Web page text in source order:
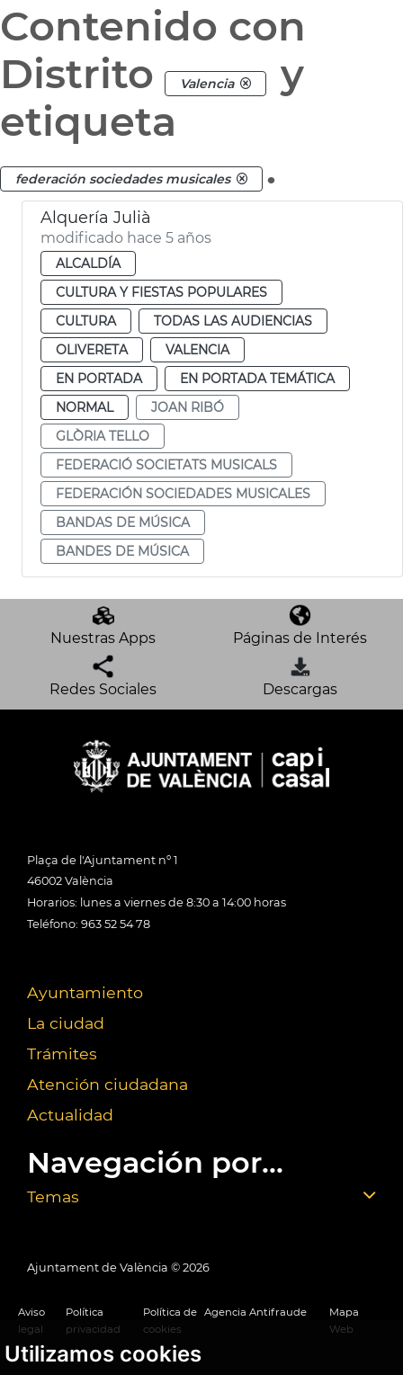
Utilizamos cookies
Contenido con
Distrito
Valencia
y
etiqueta
federación sociedades musicales .
Alquería Julià
modificado hace 5 años
ALCALDÍA
CULTURA Y FIESTAS POPULARES
CULTURA
TODAS LAS AUDIENCIAS
OLIVERETA
VALENCIA
EN PORTADA
EN PORTADA TEMÁTICA
NORMAL
JOAN RIBÓ
GLÒRIA TELLO
FEDERACIÓ SOCIETATS MUSICALS
FEDERACIÓN SOCIEDADES MUSICALES
BANDAS DE MÚSICA
BANDES DE MÚSICA
Nuestras Apps Páginas de Interés
Redes Sociales Descargas
Plaça de l'Ajuntament nº 1
46002 València
Horarios: lunes a viernes de 8:30 a 14:00 horas
Teléfono: 963 52 54 78
Ayuntamiento
La ciudad
Trámites
Atención ciudadana
Actualidad
Navegación por...
Temas
Ajuntament de València © 2026
Aviso
legal
Política
privacidad
Política de
cookies
Agencia Antifraude
Mapa
Web